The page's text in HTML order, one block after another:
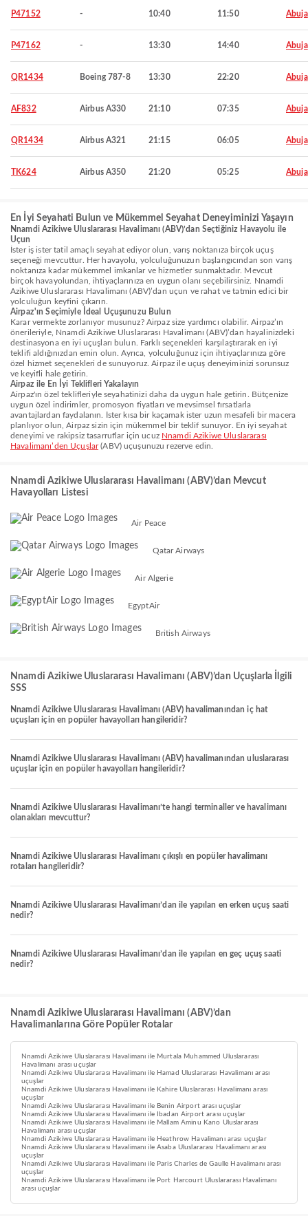
P47152 - 10:40 11:50 Abuja
P47162 - 13:30 14:40 Abuja
QR1434 Boeing 787-8 13:30 22:20 Abuja
AF832 Airbus A330 21:10 07:35 Abuja
QR1434 Airbus A321 21:15 06:05 Abuja
TK624 Airbus A350 21:20 05:25 Abuja
En İyi Seyahati Bulun ve Mükemmel Seyahat Deneyiminizi Yaşayın
Nnamdi Azikiwe Uluslararası Havalimanı (ABV)’dan Seçtiğiniz Havayolu ile
Uçun
İster iş ister tatil amaçlı seyahat ediyor olun, varış noktanıza birçok uçuş
seçeneği mevcuttur. Her havayolu, yolculuğunuzun başlangıcından son varış
noktanıza kadar mükemmel imkanlar ve hizmetler sunmaktadır. Mevcut
birçok havayolundan, ihtiyaçlarınıza en uygun olanı seçebilirsiniz. Nnamdi
Azikiwe Uluslararası Havalimanı (ABV)’dan uçun ve rahat ve tatmin edici bir
yolculuğun keyfini çıkarın.
Airpaz'ın Seçimiyle İdeal Uçuşunuzu Bulun
Karar vermekte zorlanıyor musunuz? Airpaz size yardımcı olabilir. Airpaz’ın
önerileriyle, Nnamdi Azikiwe Uluslararası Havalimanı (ABV)’dan hayalinizdeki
destinasyona en iyi uçuşları bulun. Farklı seçenekleri karşılaştırarak en iyi
teklifi aldığınızdan emin olun. Ayrıca, yolculuğunuz için ihtiyaçlarınıza göre
özel hizmet seçenekleri de sunuyoruz. Airpaz ile uçuş deneyiminizi sorunsuz
ve keyifli hale getirin.
Airpaz ile En İyi Teklifleri Yakalayın
Airpaz'ın özel teklifleriyle seyahatinizi daha da uygun hale getirin. Bütçenize
uygun özel indirimler, promosyon fiyatları ve mevsimsel fırsatlarla
avantajlardan faydalanın. İster kısa bir kaçamak ister uzun mesafeli bir macera
planlıyor olun, Airpaz sizin için mükemmel bir teklif sunuyor. En iyi seyahat
deneyimi ve rakipsiz tasarruflar için ucuz Nnamdi Azikiwe Uluslararası
Havalimanı’den Uçuşlar(ABV) uçuşunuzu rezerve edin.
Nnamdi Azikiwe Uluslararası Havalimanı (ABV)’dan Mevcut
Havayolları Listesi
Air Peace
Qatar Airways
Air Algerie
EgyptAir
British Airways
Nnamdi Azikiwe Uluslararası Havalimanı (ABV)’dan Uçuşlarla İlgili
SSS
Nnamdi Azikiwe Uluslararası Havalimanı (ABV) havalimanından iç hat
uçuşları için en popüler havayolları hangileridir?
Nnamdi Azikiwe Uluslararası Havalimanı (ABV) havalimanından uluslararası
uçuşlar için en popüler havayolları hangileridir?
Nnamdi Azikiwe Uluslararası Havalimanı’te hangi terminaller ve havalimanı
olanakları mevcuttur?
Nnamdi Azikiwe Uluslararası Havalimanı çıkışlı en popüler havalimanı
rotaları hangileridir?
Nnamdi Azikiwe Uluslararası Havalimanı’dan ile yapılan en erken uçuş saati
nedir?
Nnamdi Azikiwe Uluslararası Havalimanı’dan ile yapılan en geç uçuş saati
nedir?
Nnamdi Azikiwe Uluslararası Havalimanı (ABV)’dan
Havalimanlarına Göre Popüler Rotalar
Nnamdi Azikiwe Uluslararası Havalimanı ile Murtala Muhammed Uluslararası
Havalimanı arası uçuşlar
Nnamdi Azikiwe Uluslararası Havalimanı ile Hamad Uluslararası Havalimanı arası
uçuşlar
Nnamdi Azikiwe Uluslararası Havalimanı ile Kahire Uluslararası Havalimanı arası
uçuşlar
Nnamdi Azikiwe Uluslararası Havalimanı ile Benin Airport arası uçuşlar
Nnamdi Azikiwe Uluslararası Havalimanı ile Ibadan Airport arası uçuşlar
Nnamdi Azikiwe Uluslararası Havalimanı ile Mallam Aminu Kano Uluslararası
Havalimanı arası uçuşlar
Nnamdi Azikiwe Uluslararası Havalimanı ile Heathrow Havalimanı arası uçuşlar
Nnamdi Azikiwe Uluslararası Havalimanı ile Asaba Uluslararası Havalimanı arası
uçuşlar
Nnamdi Azikiwe Uluslararası Havalimanı ile Paris Charles de Gaulle Havalimanı arası
uçuşlar
Nnamdi Azikiwe Uluslararası Havalimanı ile Port Harcourt Uluslararası Havalimanı
arası uçuşlar